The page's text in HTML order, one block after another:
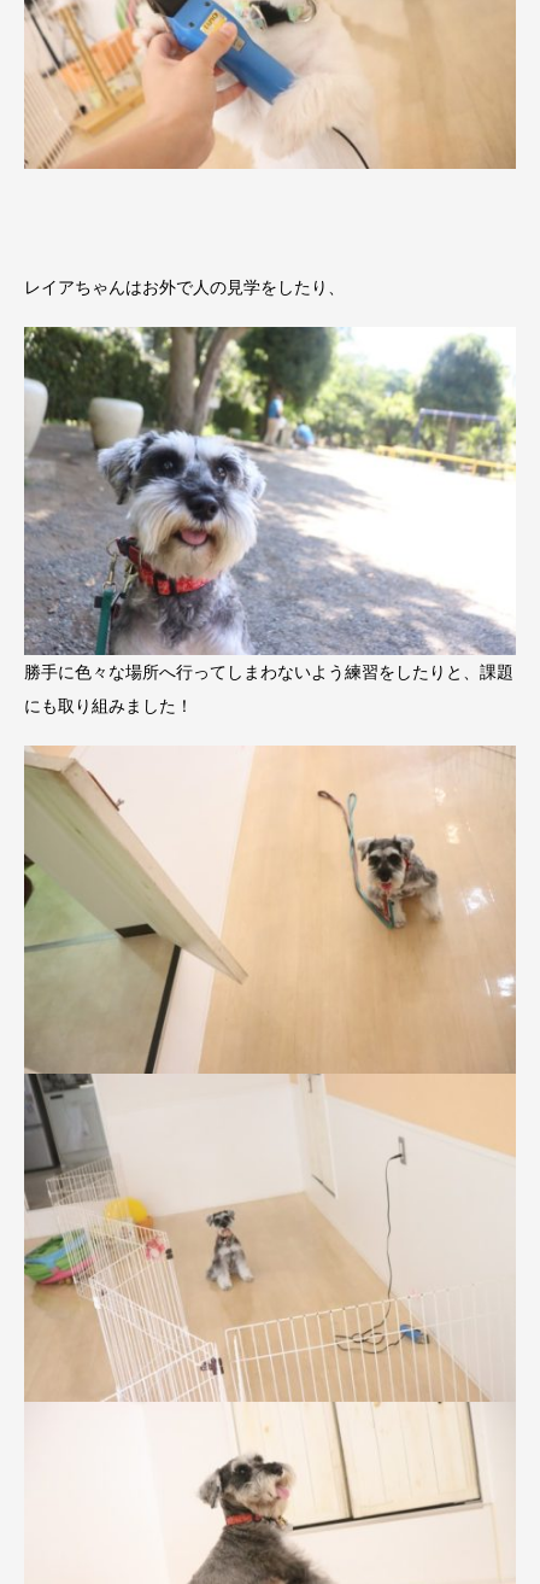
レイアちゃんはお外で人の見学をしたり、
勝手に色々な場所へ行ってしまわないよう練習をしたりと、課題
にも取り組みました！